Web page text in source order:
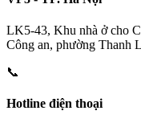
LK5-43, Khu nhà ở cho
Công an, phường Thanh
📞
Hotline điện thoại